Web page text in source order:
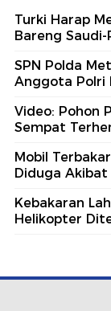
Turki Harap
Bareng
SPN Polda
Anggota Polri
Video: Pohon
Sempat
Mobil
Diduga
Kebakaran
Helikopter